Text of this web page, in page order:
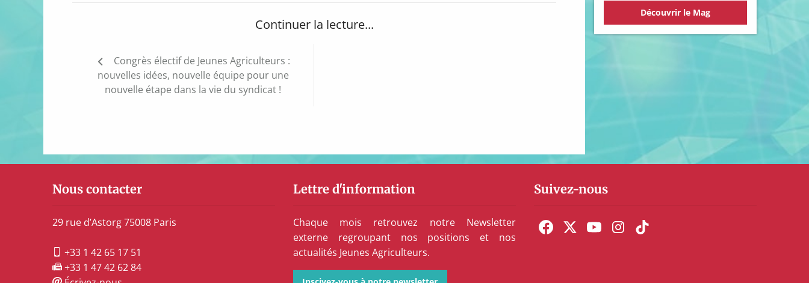
Continuer la lecture...
Navigation
l’article
Congrès électif de Jeunes Agriculteurs :
nouvelles idées, nouvelle équipe pour une
nouvelle étape dans la vie du syndicat !
Découvrir le Mag
Nous contacter
29 rue d’Astorg 75008 Paris
+33 1 42 65 17 51
+33 1 47 42 62 84
Lettre d'information
Chaque mois retrouvez notre Newsletter
externe regroupant nos positions et nos
actualités Jeunes Agriculteurs.
Suivez-nous